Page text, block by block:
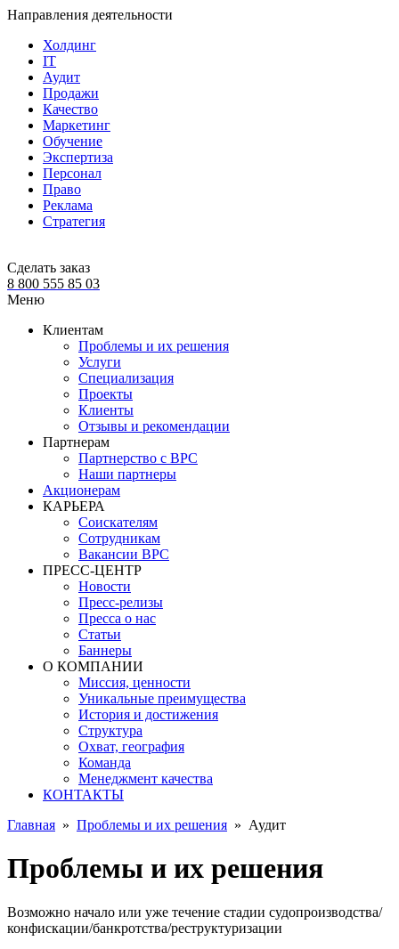
Направления деятельности
Холдинг
IT
Аудит
Продажи
Качество
Маркетинг
Обучение
Экспертиза
Персонал
Право
Реклама
Стратегия
Сделать заказ
8 800 555 85 03
Меню
Клиентам
Проблемы и их решения
Услуги
Специализация
Проекты
Клиенты
Отзывы и рекомендации
Партнерам
Партнерство с BPC
Наши партнеры
Акционерам
КАРЬЕРА
Соискателям
Сотрудникам
Вакансии BPC
ПРЕСС-ЦЕНТР
Новости
Пресс-релизы
Пресса о нас
Статьи
Баннеры
О КОМПАНИИ
Миссия, ценности
Уникальные преимущества
История и достижения
Структура
Охват, география
Команда
Менеджмент качества
КОНТАКТЫ
Главная » Проблемы и их решения » Аудит
Проблемы и их решения
Возможно начало или уже течение стадии судопроизводства/
конфискации/банкротства/реструктуризации